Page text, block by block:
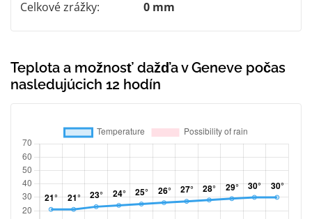
Celkové zrážky:
0 mm
Teplota a možnosť dažďa v Geneve počas
nasledujúcich 12 hodín